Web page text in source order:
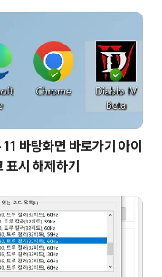
바탕화면 바로가기 아이
표시 해제하기